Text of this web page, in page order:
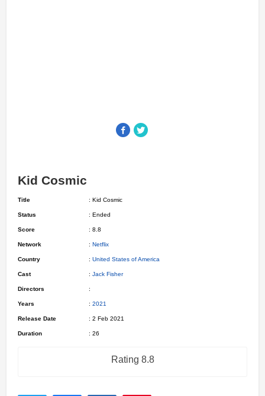
Kid Cosmic
Title : Kid Cosmic
Status : Ended
Score : 8.8
Network : Netflix
Country : United States of America
Cast : Jack Fisher
Directors :
Years : 2021
Release Date : 2 Feb 2021
Duration : 26
Rating 8.8